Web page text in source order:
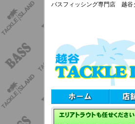
バスフィッシング専門店 越谷